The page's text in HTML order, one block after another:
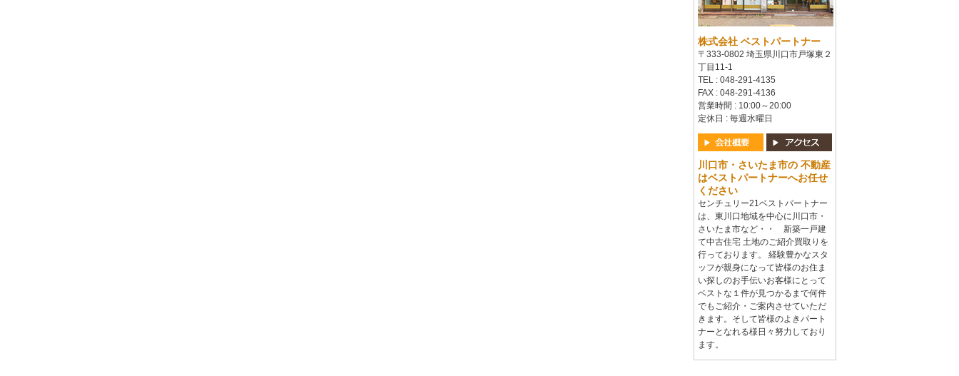
株式会社 ベストパートナー
〒333-0802 埼玉県川口市戸塚東２
丁目11-1
TEL : 048-291-4135
FAX : 048-291-4136
営業時間 : 10:00～20:00
定休日 : 毎週水曜日
川口市・さいたま市の 不動産
はベストパートナーへお任せ
ください
センチュリー21ベストパートナー
は、東川口地域を中心に川口市・
さいたま市など・・ 新築一戸建
て中古住宅 土地のご紹介買取りを
行っております。 経験豊かなスタ
ッフが親身になって皆様のお住ま
い探しのお手伝いお客様にとって
ベストな１件が見つかるまで何件
でもご紹介・ご案内させていただ
きます。そして皆様のよきパート
ナーとなれる様日々努力しており
ます。